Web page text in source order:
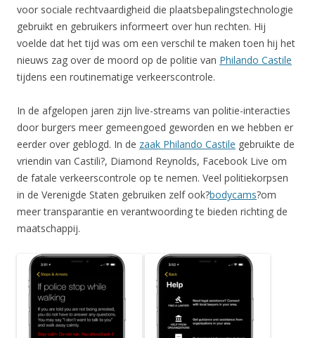
voor sociale rechtvaardigheid die plaatsbepalingstechnologie
gebruikt en gebruikers informeert over hun rechten. Hij
voelde dat het tijd was om een verschil te maken toen hij het
nieuws zag over de moord op de politie van Philando Castile
tijdens een routinematige verkeerscontrole.
In de afgelopen jaren zijn live-streams van politie-interacties
door burgers meer gemeengoed geworden en we hebben er
eerder over geblogd. In de zaak Philando Castile gebruikte de
vriendin van Castili?, Diamond Reynolds, Facebook Live om
de fatale verkeerscontrole op te nemen. Veel politiekorpsen
in de Verenigde Staten gebruiken zelf ook?bodycams?om
meer transparantie en verantwoording te bieden richting de
maatschappij.